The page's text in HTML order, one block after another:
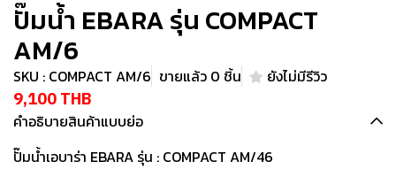
ปั๊มน้ำ EBARA รุ่น COMPACT
AM/6
SKU : COMPACT AM/6 ขายแล้ว 0 ชิ้น ยังไม่มีรีวิว
9,100 THB
คำอธิบายสินค้าแบบย่อ
ปั๊มน้ำเอบาร่า EBARA รุ่น : COMPACT AM/46